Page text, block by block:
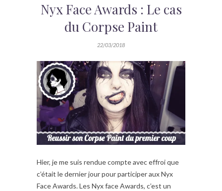
Nyx Face Awards : Le cas
du Corpse Paint
22/03/2018
Hier, je me suis rendue compte avec effroi que
c’était le dernier jour pour participer aux Nyx
Face Awards. Les Nyx face Awards, c’est un